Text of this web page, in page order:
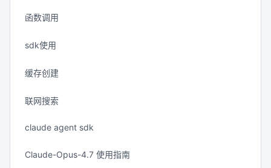
函数调用
sdk使用
缓存创建
联网搜索
claude agent sdk
Claude-Opus-4.7 使用指南